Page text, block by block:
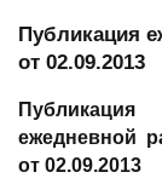
Публикация
от 02.09.2013
Публикация
ежедневной
от 02.09.2013